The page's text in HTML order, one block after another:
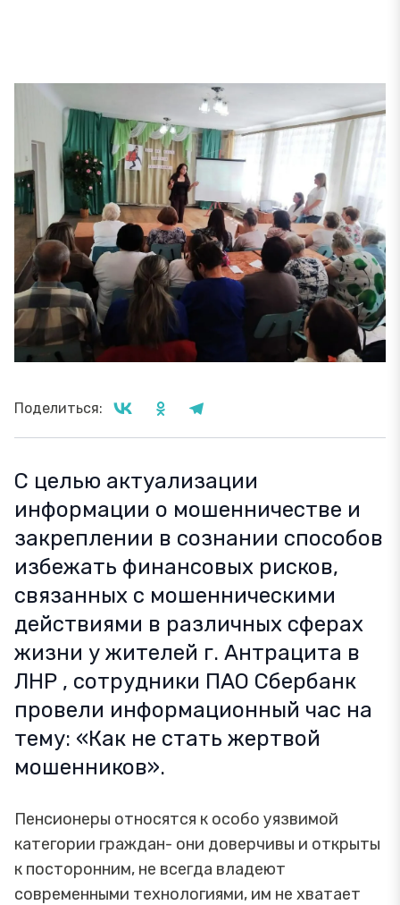
Поделиться:
С целью актуализации
информации о мошенничестве и
закреплении в сознании способов
избежать финансовых рисков,
связанных с мошенническими
действиями в различных сферах
жизни у жителей г. Антрацита в
ЛНР , сотрудники ПАО Сбербанк
провели информационный час на
тему: «Как не стать жертвой
мошенников».
Пенсионеры относятся к особо уязвимой
категории граждан- они доверчивы и открыты
к посторонним, не всегда владеют
современными технологиями, им не хватает